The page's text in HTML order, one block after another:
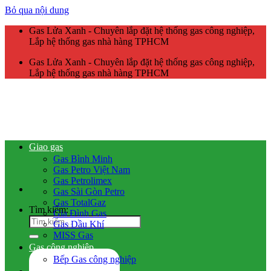
Bỏ qua nội dung
Gas Lửa Xanh - Chuyên lắp đặt hệ thống gas công nghiệp,
Lắp hệ thống gas nhà hàng TPHCM
Gas Lửa Xanh - Chuyên lắp đặt hệ thống gas công nghiệp,
Lắp hệ thống gas nhà hàng TPHCM
Tìm kiếm:
Giao gas
Gas Bình Minh
Gas Petro Việt Nam
Gas Petrolimex
Gas Sài Gòn Petro
Gas TotalGaz
Gia Đình Gas
Gas Dầu Khí
MISS Gas
Gas công nghiệp
Bếp Gas công nghiệp